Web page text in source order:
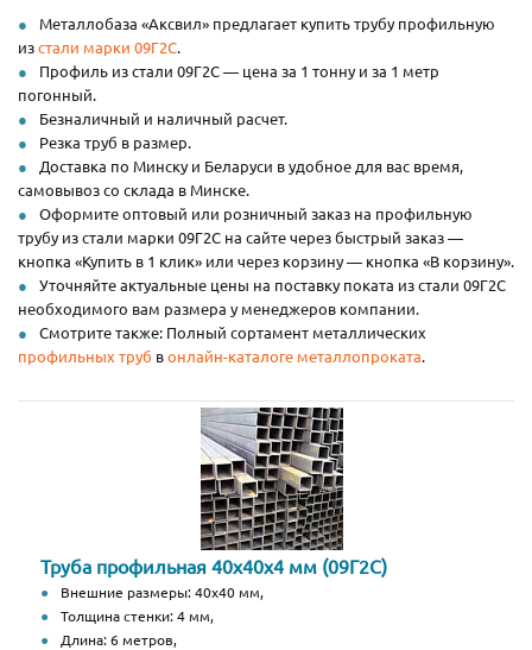
Металлобаза «Аксвил» предлагает купить трубу профильную
изстали марки 09Г2С.
Профиль из стали 09Г2С — цена за 1 тонну и за 1 метр
погонный.
Безналичный и наличный расчет.
Резка труб в размер.
Доставка по Минску и Беларуси в удобное для вас время,
самовывоз со склада в Минске.
Оформите оптовый или розничный заказ на профильную
трубу из стали марки 09Г2С на сайте через быстрый заказ —
кнопка «Купить в 1 клик» или через корзину — кнопка «В корзину».
Уточняйте актуальные цены на поставку поката из стали 09Г2С
необходимого вам размера у менеджеров компании.
Смотрите также: Полный сортамент металлических
профильных труб вонлайн-каталоге металлопроката.
Труба профильная 40х40х4 мм (09Г2С)
Внешние размеры: 40х40 мм,
Толщина стенки: 4 мм,
Длина: 6 метров,